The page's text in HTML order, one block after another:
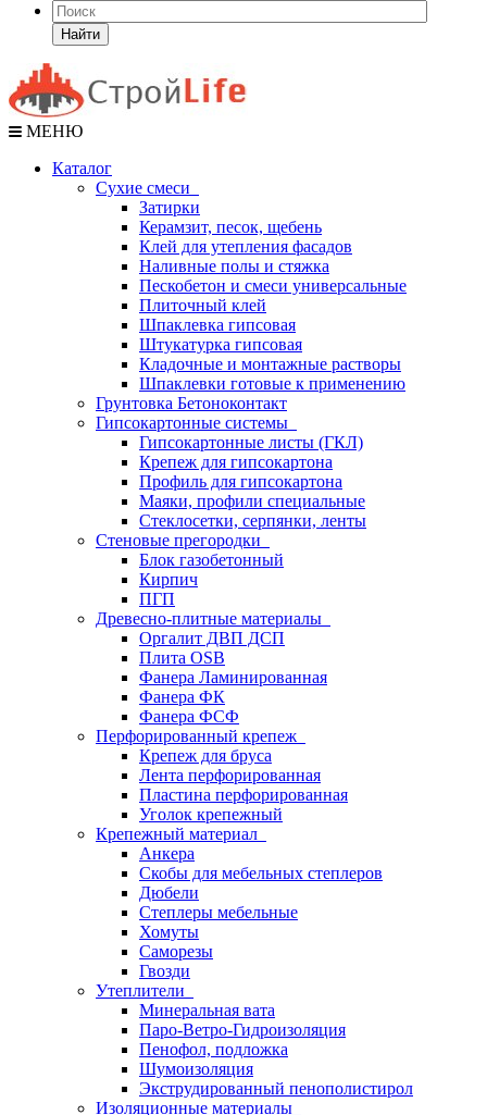
Найти
МЕНЮ
Каталог
Сухие смеси
Затирки
Керамзит, песок, щебень
Клей для утепления фасадов
Наливные полы и стяжка
Пескобетон и смеси универсальные
Плиточный клей
Шпаклевка гипсовая
Штукатурка гипсовая
Кладочные и монтажные растворы
Шпаклевки готовые к применению
Грунтовка Бетоноконтакт
Гипсокартонные системы
Гипсокартонные листы (ГКЛ)
Крепеж для гипсокартона
Профиль для гипсокартона
Маяки, профили специальные
Стеклосетки, серпянки, ленты
Стеновые прегородки
Блок газобетонный
Кирпич
ПГП
Древесно-плитные материалы
Оргалит ДВП ДСП
Плита OSB
Фанера Ламинированная
Фанера ФК
Фанера ФСФ
Перфорированный крепеж
Крепеж для бруса
Лента перфорированная
Пластина перфорированная
Уголок крепежный
Крепежный материал
Анкера
Скобы для мебельных степлеров
Дюбели
Степлеры мебельные
Хомуты
Саморезы
Гвозди
Утеплители
Минеральная вата
Паро-Ветро-Гидроизоляция
Пенофол, подложка
Шумоизоляция
Экструдированный пенополистирол
Изоляционные материалы